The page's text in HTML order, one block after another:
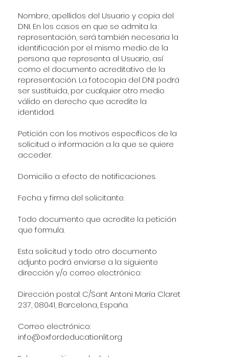
Nombre, apellidos del Usuario y copia del
DNI. En los casos en que se admita la
representación, será también necesaria la
identificación por el mismo medio de la
persona que representa al Usuario, así
como el documento acreditativo de la
representación. La fotocopia del DNI podrá
ser sustituida, por cualquier otro medio
válido en derecho que acredite la
identidad.
Petición con los motivos específicos de la
solicitud o información a la que se quiere
acceder.
Domicilio a efecto de notificaciones.
Fecha y firma del solicitante.
Todo documento que acredite la petición
que formula.
Esta solicitud y todo otro documento
adjunto podrá enviarse a la siguiente
dirección y/o correo electrónico:
Dirección postal: C/Sant Antoni María Claret
237, 08041, Barcelona, España.
Correo electrónico:
info@oxfordeducationlit.org